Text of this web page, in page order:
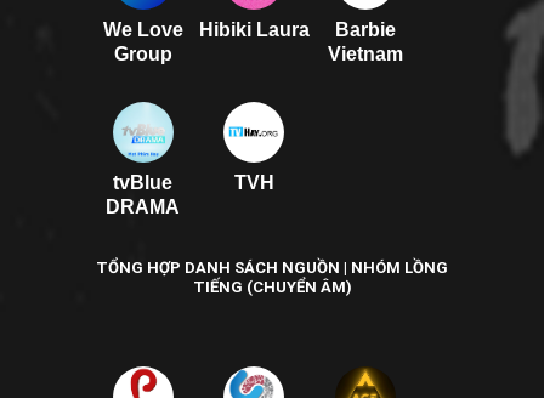
We Love
Group
Hibiki Laura
Barbie
Vietnam
tvBlue
DRAMA
TVH
TỔNG HỢP DANH SÁCH NGUỒN | NHÓM LỒNG
TIẾNG (CHUYỂN ÂM)